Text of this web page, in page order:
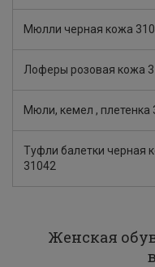
Мюлли черная кожа
Лоферы розовая кожа
Мюли, кемел , плетенка
Туфли балетки черная
31042
Женская